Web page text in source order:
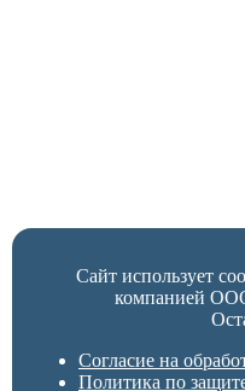
Сайт использует
компанией
Согласие на
Политика по